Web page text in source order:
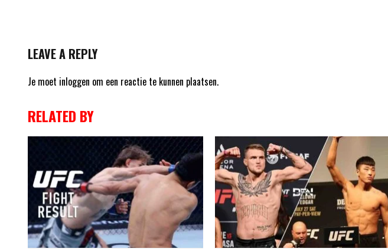
LEAVE A REPLY
Je moet inloggen om een reactie te kunnen plaatsen.
RELATED BY